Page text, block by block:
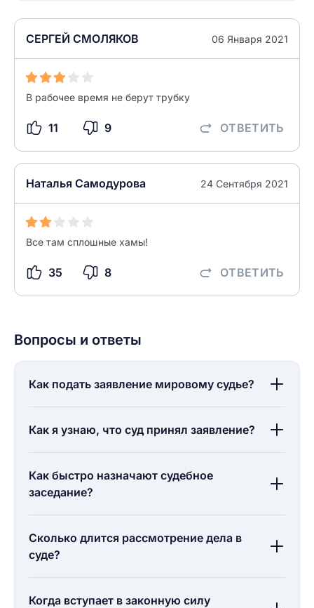
СЕРГЕЙ СМОЛЯКОВ 06 Января 2021
В рабочее время не берут трубку
11 9 ОТВЕТИТЬ
Наталья Самодурова 24 Сентября 2021
Все там сплошные хамы!
35 8 ОТВЕТИТЬ
Введите свое имя
Введите свой e-mail
Текст отзыва
разрешить публикацию отзыва
ОСТАВИТЬ ОТЗЫВ
Введите свое имя
Ответ на отзыв
Вопросы и ответы
Как подать заявление мировому судье?
Как я узнаю, что суд принял заявление?
Как быстро назначают судебное
заседание?
Сколько длится рассмотрение дела в
суде?
Когда вступает в законную силу
НАЙТИ МЕНЯ